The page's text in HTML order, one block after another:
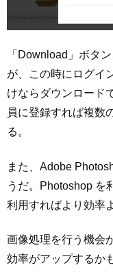
「Download」ボタ
が、この時にログイ
けならダウンロード
員に登録すれば複数
る。
また、Adobe
うだ。Photoshop を
利用すればより効率
画像処理を行う機会
効率がアップするか